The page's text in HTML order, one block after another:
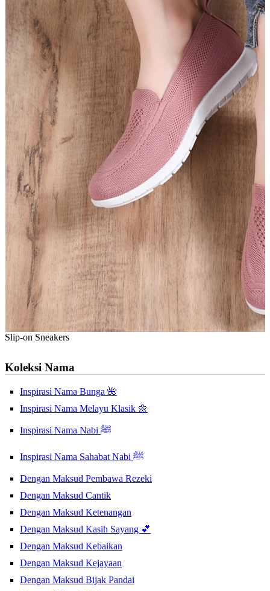
Slip-on Sneakers
Koleksi Nama
Inspirasi Nama Bunga 🌺
Inspirasi Nama Melayu Klasik 🌼
Inspirasi Nama Nabi ﷺ
Inspirasi Nama Sahabat Nabi ﷺ
Dengan Maksud Pembawa Rezeki
Dengan Maksud Cantik
Dengan Maksud Ketenangan
Dengan Maksud Kasih Sayang 💕
Dengan Maksud Kebaikan
Dengan Maksud Kejayaan
Dengan Maksud Bijak Pandai